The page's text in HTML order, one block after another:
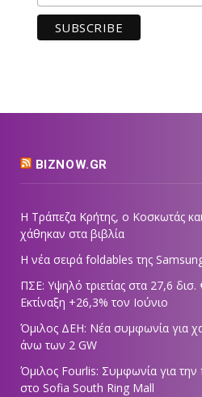
BIZNOW.GR
Η Τράπεζα Κρήτης, ο Κοσκωτάς
χάθηκαν στα βιβλία
Η νέα σειρά foldables της
ΠΣΕ: Υψηλό τριετίας στα 27,6 δισ.
Εκτίναξη +26,3% τον Ιούνιο
Όμιλος ΔΕΗ: Νέα συμφωνία για
άνω των 2 GW
Όμιλος Fourlis: Συμφωνία για
στο Sofia South Ring Mall